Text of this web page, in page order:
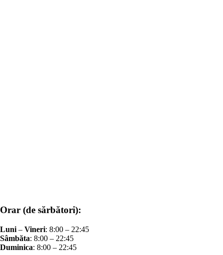
Orar (de sărbători):
Luni – Vineri: 8:00 – 22:45
Sâmbăta: 8:00 – 22:45
Duminica: 8:00 – 22:45